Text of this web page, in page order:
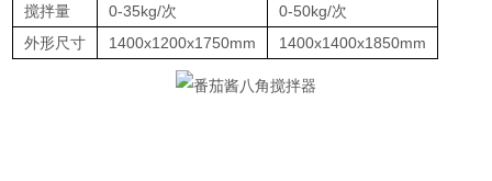
搅拌量
0-35kg/次
0-50kg/次
外形尺寸
1400x1200x1750mm 1400x1400x1850mm